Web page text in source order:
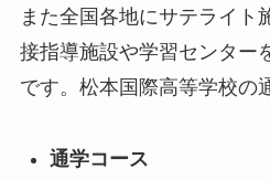
また全国各地にサテライト
接指導施設や学習センター
です。松本国際高等学校の
通学コース